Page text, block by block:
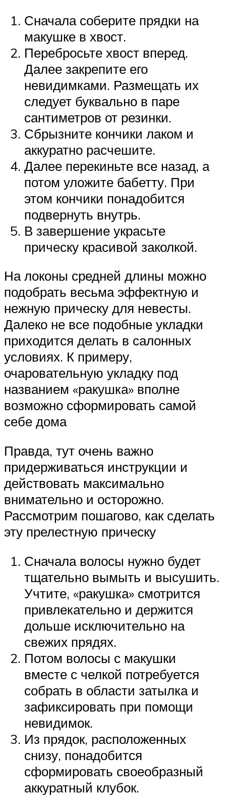
Сначала соберите прядки на
макушке в хвост.
Перебросьте хвост вперед.
Далее закрепите его
невидимками. Размещать их
следует буквально в паре
сантиметров от резинки.
Сбрызните кончики лаком и
аккуратно расчешите.
Далее перекиньте все назад, а
потом уложите бабетту. При
этом кончики понадобится
подвернуть внутрь.
В завершение украсьте
прическу красивой заколкой.
На локоны средней длины можно
подобрать весьма эффектную и
нежную прическу для невесты.
Далеко не все подобные укладки
приходится делать в салонных
условиях. К примеру,
очаровательную укладку под
названием «ракушка» вполне
возможно сформировать самой
себе дома
Правда, тут очень важно
придерживаться инструкции и
действовать максимально
внимательно и осторожно.
Рассмотрим пошагово, как сделать
эту прелестную прическу
Сначала волосы нужно будет
тщательно вымыть и высушить.
Учтите, «ракушка» смотрится
привлекательно и держится
дольше исключительно на
свежих прядях.
Потом волосы с макушки
вместе с челкой потребуется
собрать в области затылка и
зафиксировать при помощи
невидимок.
Из прядок, расположенных
снизу, понадобится
сформировать своеобразный
аккуратный клубок.